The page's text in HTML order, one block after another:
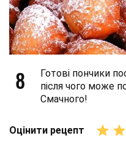
8
Готові пончики
після чого може
Смачного!
Оцінити рецепт